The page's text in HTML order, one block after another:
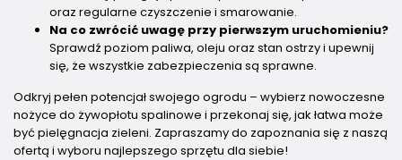
oraz regularne czyszczenie i smarowanie.
Na co zwrócić uwagę przy pierwszym uruchomieniu?
Sprawdź poziom paliwa, oleju oraz stan ostrzy i upewnij
się, że wszystkie zabezpieczenia są sprawne.
Odkryj pełen potencjał swojego ogrodu – wybierz nowoczesne
nożyce do żywopłotu spalinowe i przekonaj się, jak łatwa może
być pielęgnacja zieleni. Zapraszamy do zapoznania się z naszą
ofertą i wyboru najlepszego sprzętu dla siebie!